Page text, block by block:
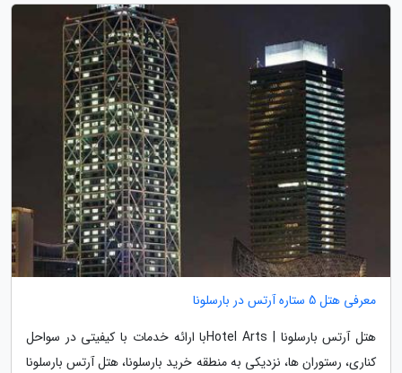
معرفی هتل 5 ستاره آرتس در بارسلونا
هتل آرتس بارسلونا | Hotel Artsبا ارائه خدمات با کیفیتی در سواحل
کناری، رستوران ها، نزدیکی به منطقه خرید بارسلونا، هتل آرتس بارسلونا